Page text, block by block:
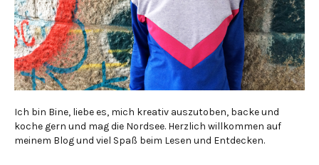
Ich bin Bine, liebe es, mich kreativ auszutoben, backe und
koche gern und mag die Nordsee. Herzlich willkommen auf
meinem Blog und viel Spaß beim Lesen und Entdecken.